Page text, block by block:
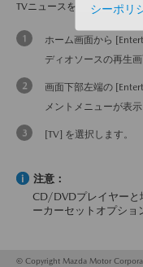
TVニュースをお楽しみいた
ホーム画面から
ディオソースの再生
画面下部左端の
メントメニューが表示
[TV] を選択します。
注意：
CD/DVDプレイヤーと
ーカーセットオプショ
© Copyright Mazda Motor
シーポリ